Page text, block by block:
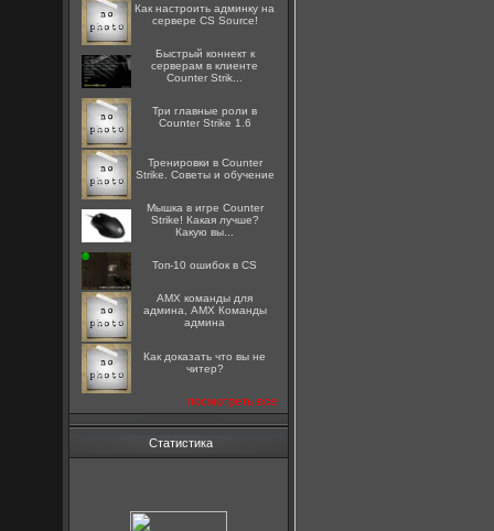
Как настроить админку на
сервере CS Source!
Быстрый коннект к
серверам в клиенте
Counter Strik...
Три главные роли в
Counter Strike 1.6
Тренировки в Counter
Strike. Советы и обучение
Мышка в игре Counter
Strike! Какая лучше?
Какую вы...
Топ-10 ошибок в CS
AMX команды для
админа, AMX Команды
админа
Как доказать что вы не
читер?
посмотреть все
Статистика